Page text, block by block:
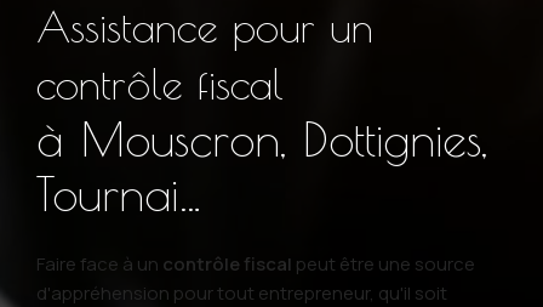
Assistance pour un
contrôle fiscal
à Mouscron, Dottignies,
Tournai…
Faire face à un contrôle fiscal peut être une source
d'appréhension pour tout entrepreneur, qu'il soit